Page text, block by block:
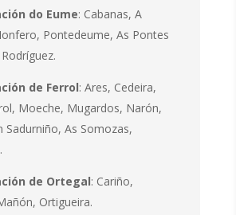
do Eume: Cabanas, A
Pontedeume, As Pontes
de Ferrol: Ares, Cedeira,
Moeche, Mugardos, Narón,
Sadurniño, As Somozas,
de Ortegal: Cariño,
Ortigueira.